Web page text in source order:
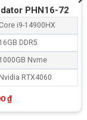
PHN16-72
Core i9-14900HX
16GB DDR5
1000GB Nvme
Nvidia RTX4060
₫